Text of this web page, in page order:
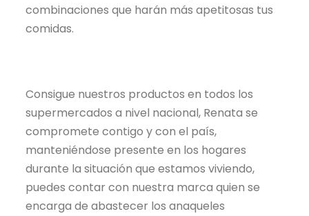
combinaciones que harán más apetitosas tus
comidas.
Consigue nuestros productos en todos los
supermercados a nivel nacional, Renata se
compromete contigo y con el país,
manteniéndose presente en los hogares
durante la situación que estamos viviendo,
puedes contar con nuestra marca quien se
encarga de abastecer los anaqueles